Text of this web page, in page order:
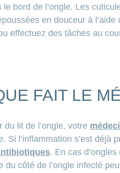
bord de l’ongle. Les
en douceur à
effectuez des tâches au
FAIT LE
du lit de l’ongle, votre
Si l’inflammation s’est déjà
. En cas
du côté de l’ongle infecté